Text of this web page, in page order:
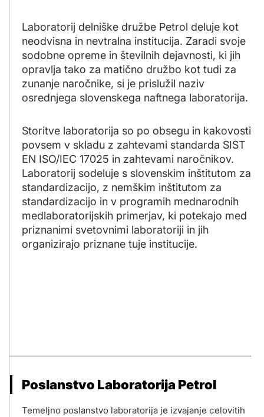
Laboratorij delniške družbe Petrol deluje kot
neodvisna in nevtralna institucija. Zaradi svoje
sodobne opreme in številnih dejavnosti, ki jih
opravlja tako za matično družbo kot tudi za
zunanje naročnike, si je prislužil naziv
osrednjega slovenskega naftnega laboratorija.
Storitve laboratorija so po obsegu in kakovosti
povsem v skladu z zahtevami standarda SIST
EN ISO/IEC 17025 in zahtevami naročnikov.
Laboratorij sodeluje s slovenskim inštitutom za
standardizacijo, z nemškim inštitutom za
standardizacijo in v programih mednarodnih
medlaboratorijskih primerjav, ki potekajo med
priznanimi svetovnimi laboratoriji in jih
organizirajo priznane tuje institucije.
Poslanstvo Laboratorija Petrol
Temeljno poslanstvo laboratorija je izvajanje celovitih